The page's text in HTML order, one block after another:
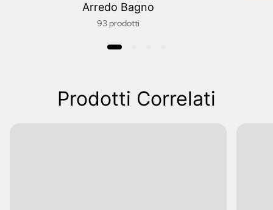
Arredo Bagno
93 prodotti
Prodotti Correlati